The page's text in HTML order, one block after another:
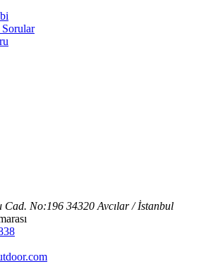
Sorular
Cad. No:196 34320 Avcılar / İstanbul